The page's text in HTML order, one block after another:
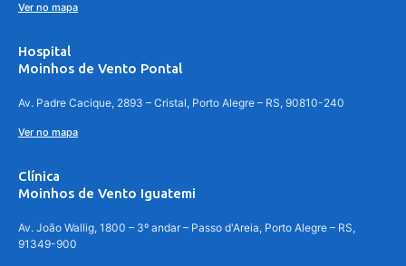
Ver no mapa
Hospital
Moinhos de Vento Pontal
Av. Padre Cacique, 2893 – Cristal, Porto Alegre – RS, 90810-240
Ver no mapa
Clínica
Moinhos de Vento Iguatemi
Av. João Wallig, 1800 – 3º andar – Passo d'Areia, Porto Alegre – RS,
91349-900